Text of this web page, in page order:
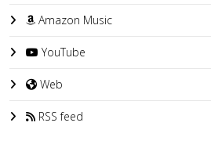
Amazon Music
YouTube
Web
RSS feed